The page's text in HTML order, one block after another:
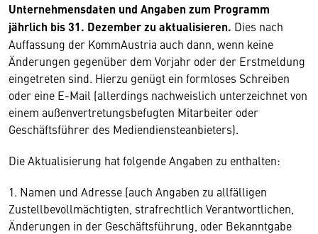
Unternehmensdaten und Angaben zum Programm
jährlich bis 31. Dezember zu aktualisieren. Dies nach
Auffassung der KommAustria auch dann, wenn keine
Änderungen gegenüber dem Vorjahr oder der Erstmeldung
eingetreten sind. Hierzu genügt ein formloses Schreiben
oder eine E-Mail (allerdings nachweislich unterzeichnet von
einem außenvertretungsbefugten Mitarbeiter oder
Geschäftsführer des Mediendiensteanbieters).
Die Aktualisierung hat folgende Angaben zu enthalten:
1. Namen und Adresse (auch Angaben zu allfälligen
Zustellbevollmächtigten, strafrechtlich Verantwortlichen,
Änderungen in der Geschäftsführung, oder Bekanntgabe